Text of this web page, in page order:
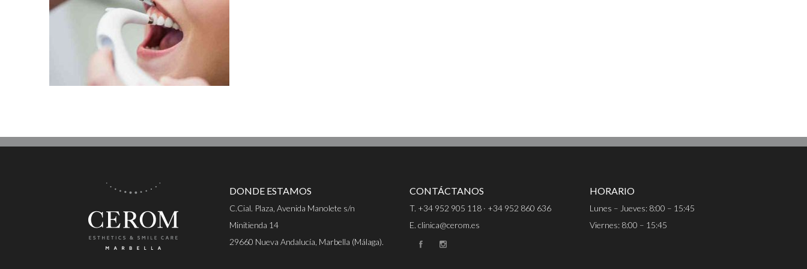
DONDE ESTAMOS
C.Cial. Plaza, Avenida Manolete s/n
Minitienda 14
29660 Nueva Andalucía, Marbella (Málaga).
CONTÁCTANOS
T. +34 952 905 118 · +34 952 860 636
E. clinica@cerom.es
HORARIO
Lunes – Jueves: 8:00 – 15:45
Viernes: 8:00 – 15:45